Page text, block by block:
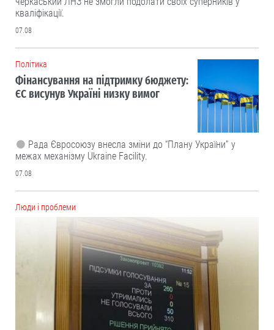
кваліфікації.
07.08
Політика
Фінансування на підтримку бюджету:
ЄС висунув Україні низку вимог
Рада Євросоюзу внесла зміни до “Плану України” у
межах механізму Ukraine Facility.
07.08
Люди і проблеми